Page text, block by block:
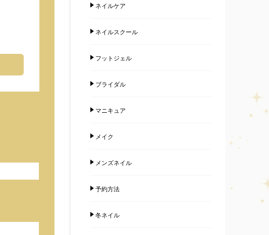
ネイルケア
ネイルスクール
フットジェル
ブライダル
マニキュア
メイク
メンズネイル
予約方法
冬ネイル